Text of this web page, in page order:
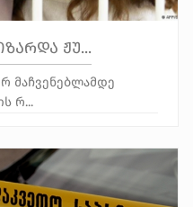
ჟუ...
მაჩვენებლამდე
რ...